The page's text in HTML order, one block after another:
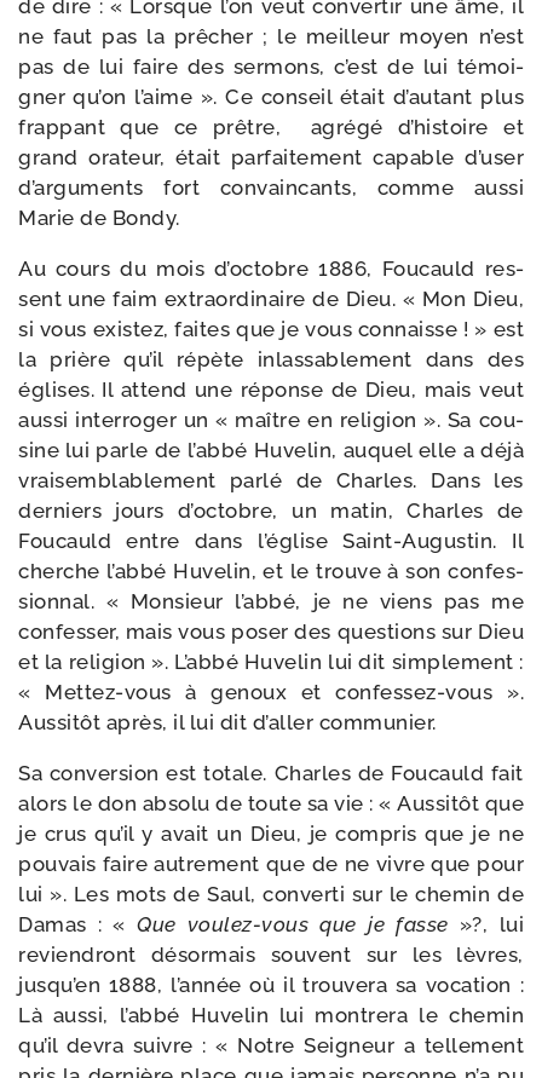
de dire : « Lorsque l’on veut conver­tir une âme, il
ne faut pas la prê­cher ; le meilleur moyen n’est
pas de lui faire des ser­mons, c’est de lui témoi­
gner qu’on l’aime ». Ce conseil était d’autant plus
frap­pant que ce prêtre,
agré­gé d’histoire et
grand ora­teur, était par­fai­te­ment capable d’user
d’arguments fort convain­cants, comme aus­si
Marie de Bondy.
Au cours du mois d’octobre 1886, Foucauld res­
sent une faim extra­or­di­naire de Dieu. « Mon Dieu,
si vous exis­tez, faites que je vous connaisse ! » est
la prière qu’il répète inlas­sa­ble­ment dans des
églises. Il attend une réponse de Dieu, mais veut
aus­si inter­ro­ger un « maître en reli­gion ». Sa cou­
sine lui parle de l’abbé Huvelin, auquel elle a déjà
vrai­sem­bla­ble­ment par­lé de Charles. Dans les
der­niers jours d’octobre, un matin, Charles de
Foucauld entre dans l’église Saint-​Augustin. Il
cherche l’abbé Huvelin, et le trouve à son confes­
sion­nal. « Monsieur l’abbé, je ne viens pas me
confes­ser, mais vous poser des ques­tions sur Dieu
et la reli­gion ». L’abbé Huvelin lui dit sim­ple­ment :
« Mettez-​vous à genoux et confessez-​vous ».
Aussitôt après, il lui dit d’aller communier.
Sa conver­sion est totale. Charles de Foucauld fait
alors le don abso­lu de toute sa vie : « Aussitôt que
je crus qu’il y avait un Dieu, je com­pris que je ne
pou­vais faire autre­ment que de ne vivre que pour
lui ». Les mots de Saul, conver­ti sur le che­min de
Damas : « Que voulez-​vous que je fasse »?, lui
revien­dront désor­mais sou­vent sur les lèvres,
jusqu’en 1888, l’année où il trou­ve­ra sa voca­tion :
Là aus­si, l’abbé Huvelin lui mon­tre­ra le che­min
qu’il devra suivre : « Notre Seigneur a tel­le­ment